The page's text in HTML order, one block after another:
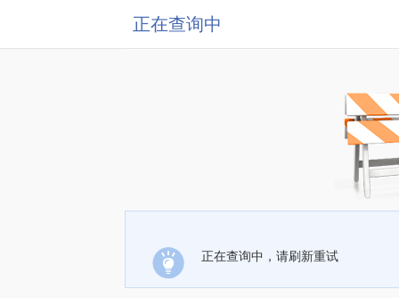
正在查询中
正在查询中，请刷新重试